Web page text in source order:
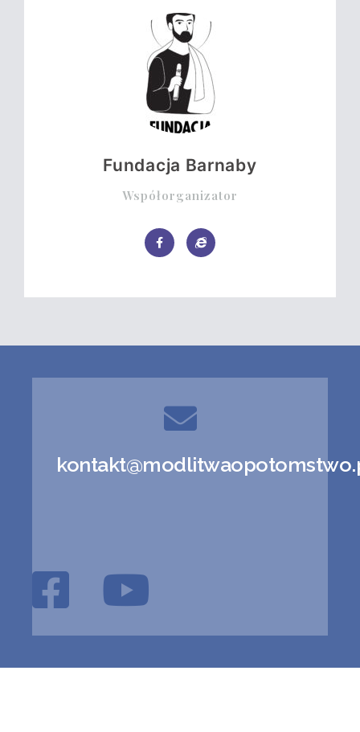
Fundacja Barnaby
Współorganizator